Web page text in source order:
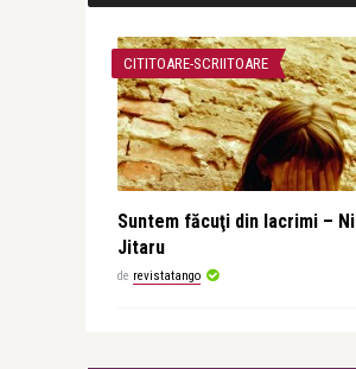
CITITOARE-SCRIITOARE
Suntem făcuţi din lacrimi –
Jitaru
de revistatango